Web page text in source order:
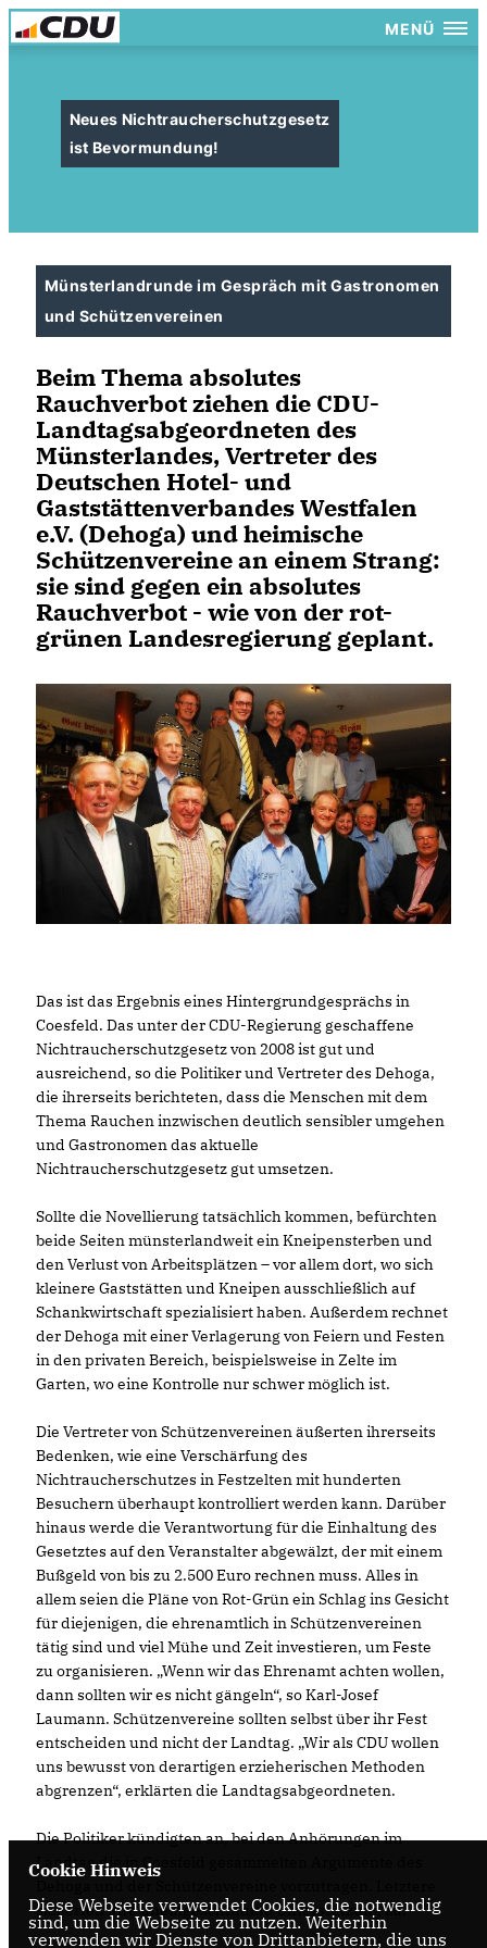
MENÜ
Neues Nichtraucherschutzgesetz
ist Bevormundung!
Münsterlandrunde im Gespräch mit Gastronomen
und Schützenvereinen
Beim Thema absolutes
Rauchverbot ziehen die CDU-
Landtagsabgeordneten des
Münsterlandes, Vertreter des
Deutschen Hotel- und
Gaststättenverbandes Westfalen
e.V. (Dehoga) und heimische
Schützenvereine an einem Strang:
sie sind gegen ein absolutes
Rauchverbot - wie von der rot-
grünen Landesregierung geplant.
Das ist das Ergebnis eines Hintergrundgesprächs in
Coesfeld. Das unter der CDU-Regierung geschaffene
Nichtraucherschutzgesetz von 2008 ist gut und
ausreichend, so die Politiker und Vertreter des Dehoga,
die ihrerseits berichteten, dass die Menschen mit dem
Thema Rauchen inzwischen deutlich sensibler umgehen
und Gastronomen das aktuelle
Nichtraucherschutzgesetz gut umsetzen.
Sollte die Novellierung tatsächlich kommen, befürchten
beide Seiten münsterlandweit ein Kneipensterben und
den Verlust von Arbeitsplätzen – vor allem dort, wo sich
kleinere Gaststätten und Kneipen ausschließlich auf
Schankwirtschaft spezialisiert haben. Außerdem rechnet
der Dehoga mit einer Verlagerung von Feiern und Festen
in den privaten Bereich, beispielsweise in Zelte im
Garten, wo eine Kontrolle nur schwer möglich ist.
Die Vertreter von Schützenvereinen äußerten ihrerseits
Bedenken, wie eine Verschärfung des
Nichtraucherschutzes in Festzelten mit hunderten
Besuchern überhaupt kontrolliert werden kann. Darüber
hinaus werde die Verantwortung für die Einhaltung des
Gesetztes auf den Veranstalter abgewälzt, der mit einem
Bußgeld von bis zu 2.500 Euro rechnen muss. Alles in
allem seien die Pläne von Rot-Grün ein Schlag ins Gesicht
für diejenigen, die ehrenamtlich in Schützenvereinen
tätig sind und viel Mühe und Zeit investieren, um Feste
zu organisieren. „Wenn wir das Ehrenamt achten wollen,
dann sollten wir es nicht gängeln“, so Karl-Josef
Laumann. Schützenvereine sollten selbst über ihr Fest
entscheiden und nicht der Landtag. „Wir als CDU wollen
uns bewusst von derartigen erzieherischen Methoden
abgrenzen“, erklärten die Landtagsabgeordneten.
Die Politiker kündigten an, bei den Anhörungen im
Landtag die in Coesfeld gesammelten Argumente des
sicherten ihre uneingeschränkte Unterstützung zu.
Cookie Hinweis
Diese Webseite verwendet Cookies, die notwendig
sind, um die Webseite zu nutzen. Weiterhin
verwenden wir Dienste von Drittanbietern, die uns